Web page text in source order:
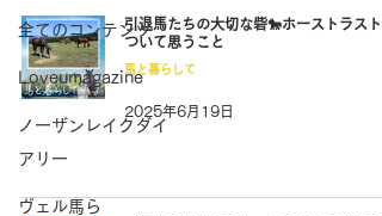
全てのコンテンツ
Loveumagazine
ノーザンレイクダイ
アリー
ヴェル馬ら
引退馬たちの大切な砦🐎ホーストラスト
ついて思うこと
馬と暮らして
2025年6月19日